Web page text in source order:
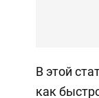
В этой
как